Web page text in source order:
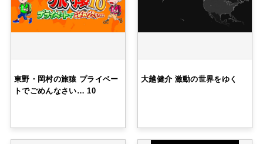
東野・岡村の旅猿 プライベー
トでごめんなさい… 10
大越健介 激動の世界をゆく